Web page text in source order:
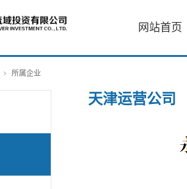
网站首页
所属企业
天津运营公司